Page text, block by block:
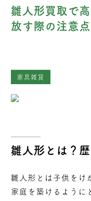
雛人形買取で
放す際の注意
家具雑貨
雛人形とは？
雛人形とは子供をけ
家庭を築けるように